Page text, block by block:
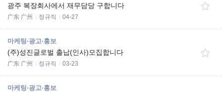
광주 복장회사에서 재무담당 구합니다
广东 广州 정규직 04-27
마케팅·광고·홍보
(주)성진글로벌 출납(인사)모집합니다
广东 广州 정규직 03-23
마케팅·광고·홍보